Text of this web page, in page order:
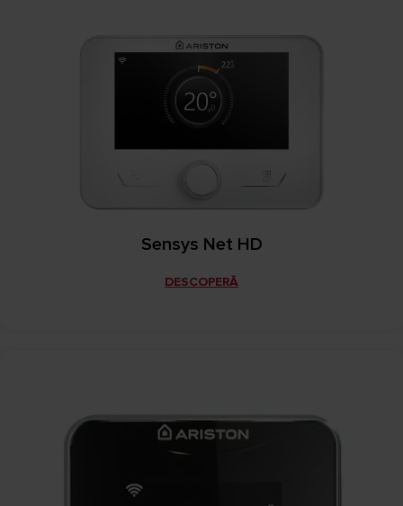
Sensys Net HD
DESCOPERĂ